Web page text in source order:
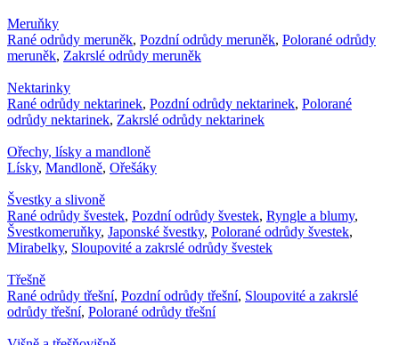
Meruňky
Rané odrůdy meruněk, Pozdní odrůdy meruněk, Polorané odrůdy
meruněk, Zakrslé odrůdy meruněk
Nektarinky
Rané odrůdy nektarinek, Pozdní odrůdy nektarinek, Polorané
odrůdy nektarinek, Zakrslé odrůdy nektarinek
Ořechy, lísky a mandloně
Lísky, Mandloně, Ořešáky
Švestky a slivoně
Rané odrůdy švestek, Pozdní odrůdy švestek, Ryngle a blumy,
Švestkomeruňky, Japonské švestky, Polorané odrůdy švestek,
Mirabelky, Sloupovité a zakrslé odrůdy švestek
Třešně
Rané odrůdy třešní, Pozdní odrůdy třešní, Sloupovité a zakrslé
odrůdy třešní, Polorané odrůdy třešní